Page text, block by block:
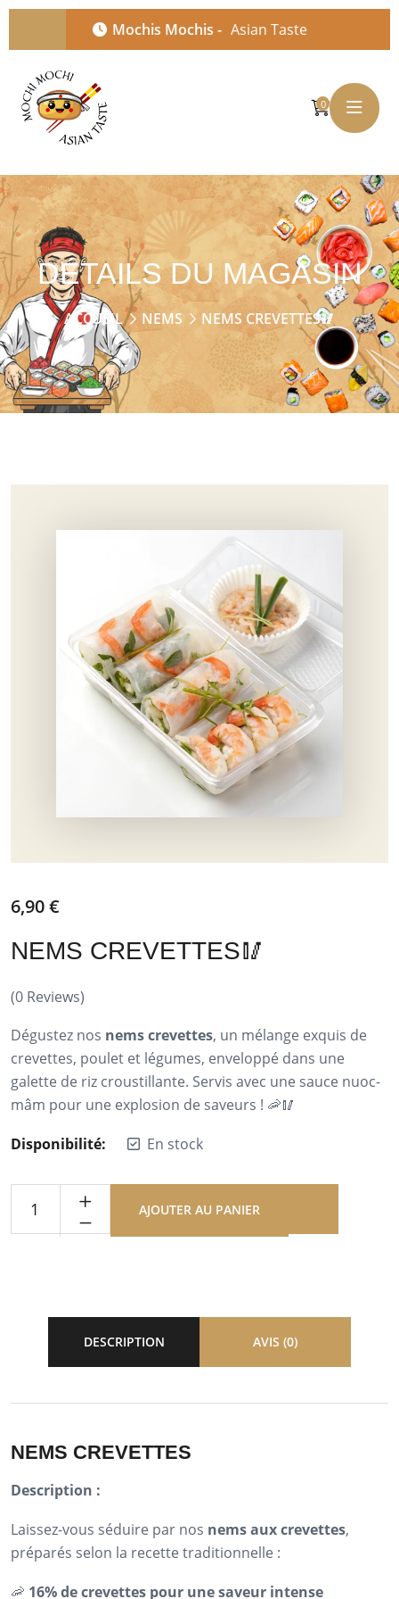
Mochis Mochis - Asian Taste
0
DÉTAILS DU MAGASIN
ACCUEIL NEMS NEMS CREVETTES🥢
6,90€
NEMS CREVETTES🥢
(0 Reviews)
Dégustez nos nems crevettes, un mélange exquis de
crevettes, poulet et légumes, enveloppé dans une
galette de riz croustillante. Servis avec une sauce nuoc-
mâm pour une explosion de saveurs ! 🦐🥢
Disponibilité:
En stock
AJOUTER AU PANIER
DESCRIPTION AVIS (0)
NEMS CREVETTES
Description :
Laissez-vous séduire par nos nems aux crevettes,
préparés selon la recette traditionnelle :
🦐 16% de crevettes pour une saveur intense